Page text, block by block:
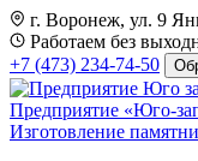
г. Воронеж, ул. 9
Работаем без
+7 (473) 234-74-50
Предприятие «Юго-
Изготовление